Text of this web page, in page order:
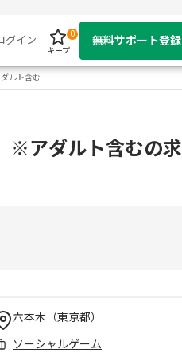
グイン
キープ
0
無料サポート登録
ルト含む
※アダルト含むの求
六本木（東京都）
ソーシャルゲーム